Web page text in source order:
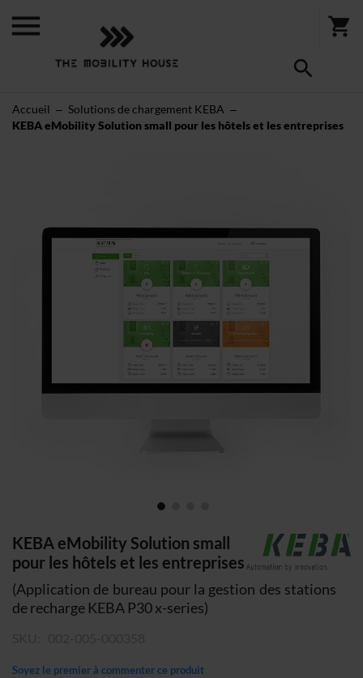
Accueil
Solutions de chargement KEBA
KEBA eMobility Solution small pour les hôtels et les entreprises
Skip
to
the
beginning
of
gallery
KEBA eMobility Solution small
pour les hôtels et les entreprises
(Application de bureau pour la gestion des stations
de recharge KEBA P30 x-series)
Soyez le premier à commenter ce produit